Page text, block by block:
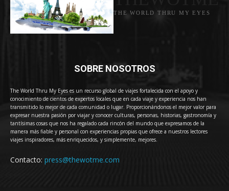
THE WORLD THRU MY EYES
SOBRE NOSOTROS
The World Thru My Eyes es un recurso global de viajes fortalecida con el apoyo y
conocimiento de cientos de expertos locales que en cada viaje y experiencia nos han
transmitido lo mejor de cada comunidad o lugar. Proporcionándonos el mejor valor para
expresar nuestra pasión por viajar y conocer culturas, personas, historias, gastronomía y
tantísimas cosas que nos ha regalado cada rincón del mundo que expresamos de la
manera más fiable y personal con experiencias propias que ofrece a nuestros lectores
viajes inspiradores, más enriquecidos, y simplemente, mejores.
Contacto: press@thewotme.com